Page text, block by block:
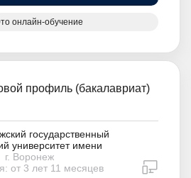
онлайн-обучение
профиль (бакалавриат)
государственный
университет имени
г. Воронеж
от 3 лет 11 месяцев